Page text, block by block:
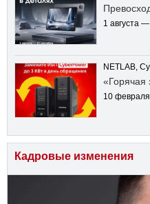
1 августа
NETLAB,
10
Кадровые изменения